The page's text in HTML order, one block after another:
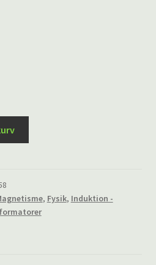
, Fysik, Induktion -